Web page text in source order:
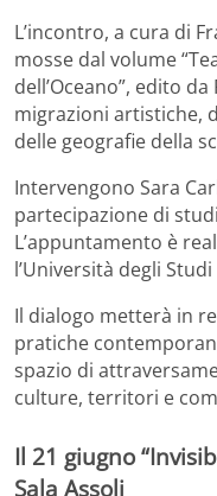
L’incontro, a cura di
mosse dal volume
dell’Oceano”, edito
migrazioni artistiche,
delle geografie della
Intervengono Sara
partecipazione di
L’appuntamento è
l’Università degli
Il dialogo metterà in
pratiche
spazio di
culture, territori e
Il 21 giugno
Sala Assoli